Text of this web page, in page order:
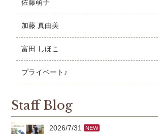
佐藤萌子
加藤 真由美
富田 しほこ
プライベート♪
Staff Blog
2026/7/31 NEW